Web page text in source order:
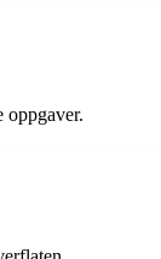
oppgaver.